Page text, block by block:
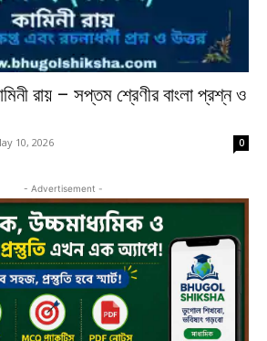
রায় – সপ্তম শ্রেণীর বাংলা প্রশ্ন ও
10, 2026 0
- Advertisement -